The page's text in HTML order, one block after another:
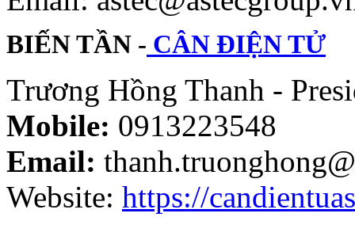
BIẾN TẦN - CÂN ĐIỆN TỬ
Trương Hồng Thanh -
Mobile: 0913223548
Email:
Website: https://